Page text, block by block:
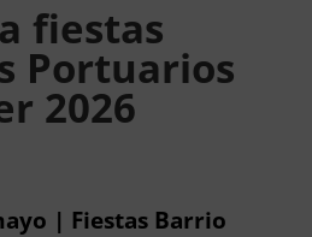
fiestas
Portuarios
2026
| Fiestas Barrio